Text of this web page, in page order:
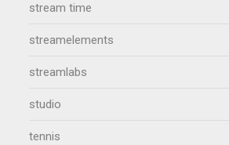
stream time
streamelements
streamlabs
studio
tennis